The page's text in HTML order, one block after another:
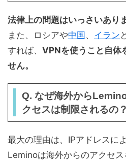
法律上の問題はいっさいあり
また、ロシアや中国、 イラン
すれば、 VPNを使うこと自体
せん。
Q. なぜ海外から
クセスは制限されるの？
最大の理由は、IPアドレスに
Leminoは海外からのアクセ